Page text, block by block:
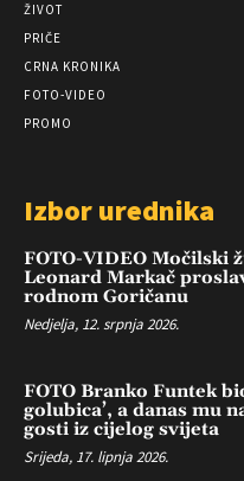
ŽIVOT
PRIČE
CRNA KRONIKA
FOTO-VIDEO
PROMO
Izbor urednika
FOTO-VIDEO Močilski
Leonard Markač
rodnom Goričanu
Nedjelja, 12. srpnja 2026.
FOTO Branko Funtek
golubica’, a danas mu
gosti iz cijelog svijeta
Srijeda, 17. lipnja 2026.